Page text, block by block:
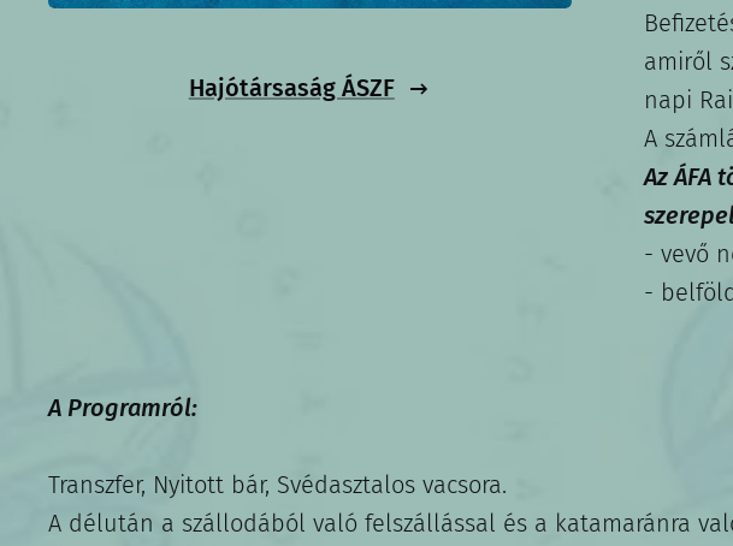
Hajótársaság ÁSZF
amiről
napi
A
Az ÁFA
- vevő
-
A Programról:
Transzfer, Nyitott bár, Svédasztalos vacsora.
A délután a szállodából való felszállással és a katamaránra